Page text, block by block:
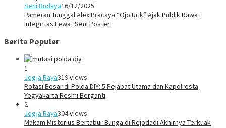
Seni Budaya16/12/2025
Pameran Tunggal Alex Pracaya “Ojo Urik” Ajak Publik Rawat
Integritas Lewat Seni Poster
Berita Populer
1
Jogja Raya319 views
Rotasi Besar di Polda DIY: 5 Pejabat Utama dan Kapolresta
Yogyakarta Resmi Berganti
2
Jogja Raya304 views
Makam Misterius Bertabur Bunga di Rejodadi Akhirnya Terkuak